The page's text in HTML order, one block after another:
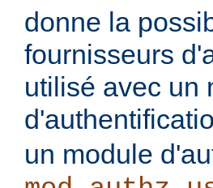
donne la
fournisseurs
utilisé avec un
un module